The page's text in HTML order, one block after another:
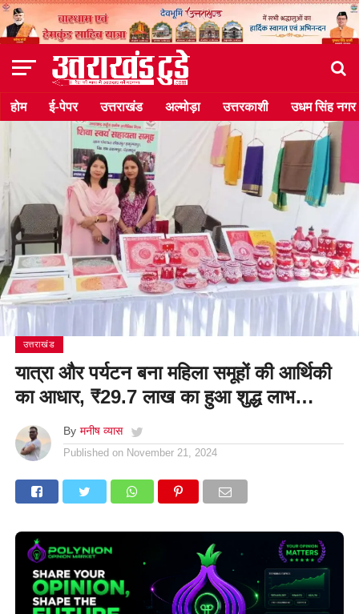
होम ई-पेपर उत्तराखंड अल्मोड़ा उत्तरकाशी उधम सिंह नगर
उत्तराखंड
यात्रा और पर्यटन बना महिला समूहों की आर्थिकी
का आधार, ₹29.7 लाख का हुआ शुद्ध लाभ…
By मनीष व्यास
Published on November 21, 2024